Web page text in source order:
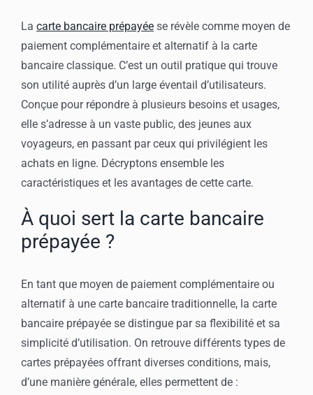
La carte bancaire prépayée se révèle comme moyen de
paiement complémentaire et alternatif à la carte
bancaire classique. C’est un outil pratique qui trouve
son utilité auprès d’un large éventail d’utilisateurs.
Conçue pour répondre à plusieurs besoins et usages,
elle s’adresse à un vaste public, des jeunes aux
voyageurs, en passant par ceux qui privilégient les
achats en ligne. Décryptons ensemble les
caractéristiques et les avantages de cette carte.
À quoi sert la carte bancaire
prépayée ?
En tant que moyen de paiement complémentaire ou
alternatif à une carte bancaire traditionnelle, la carte
bancaire prépayée se distingue par sa flexibilité et sa
simplicité d’utilisation. On retrouve différents types de
cartes prépayées offrant diverses conditions, mais,
d’une manière générale, elles permettent de :